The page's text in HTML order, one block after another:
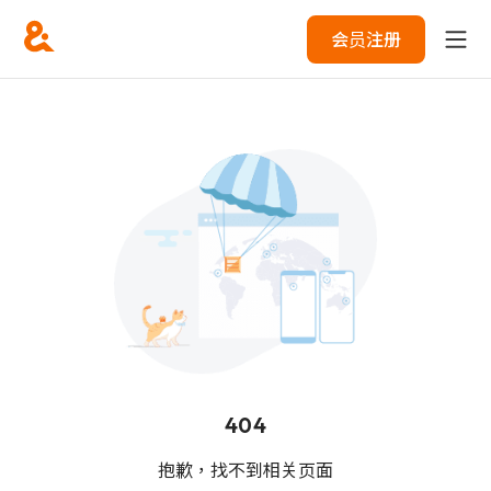
会员注册
404
抱歉，找不到相关页面